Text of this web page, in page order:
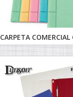
CARPETA